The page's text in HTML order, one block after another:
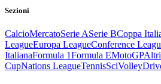
Sezioni
CalcioMercatoSerie ASerie BCoppa
LeagueEuropa LeagueConference
ItalianaFormula 1Formula EMotoGP
CupNations LeagueTennisSciVolley